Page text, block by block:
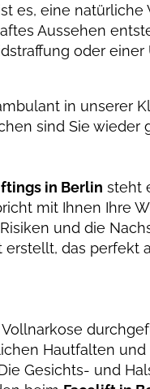
es, eine natürliche
Aussehen
oder
in unserer
sind Sie wieder
in Berlin steht
mit Ihnen Ihre
und die
das perfekt
Hautfalten und
Gesichts- und